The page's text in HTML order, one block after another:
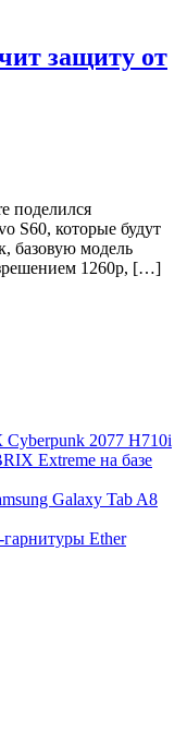
защиту от
поделился
S60, которые будут
базовую модель
1260p, […]
2077 H710i
Extreme на базе
Galaxy Tab A8
Ether